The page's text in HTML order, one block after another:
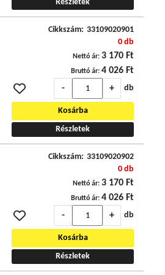
Részletek
Cikkszám: 33109020901
0 db
Nettó ár: 3 170 Ft
Bruttó ár: 4 026 Ft
-
+ db
Kosárba
Részletek
Cikkszám: 33109020902
0 db
Nettó ár: 3 170 Ft
Bruttó ár: 4 026 Ft
-
+ db
Kosárba
Részletek